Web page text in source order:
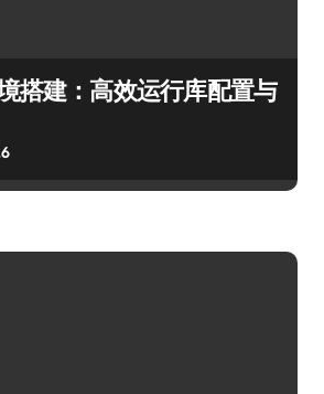
搭建：高效运行库配置与